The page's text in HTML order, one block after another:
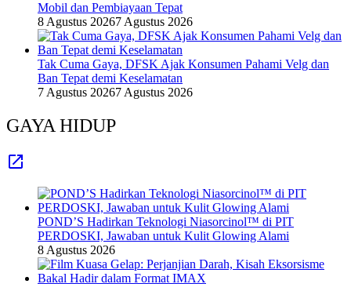
Mobil dan Pembiayaan Tepat
8 Agustus 20267 Agustus 2026
Tak Cuma Gaya, DFSK Ajak Konsumen Pahami Velg dan
Ban Tepat demi Keselamatan
7 Agustus 20267 Agustus 2026
GAYA HIDUP
POND’S Hadirkan Teknologi Niasorcinol™ di PIT
PERDOSKI, Jawaban untuk Kulit Glowing Alami
8 Agustus 2026